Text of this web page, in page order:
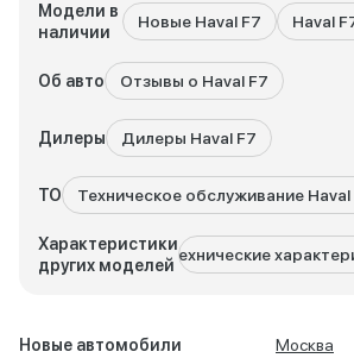
Модели в
наличии
Новые Haval F7 Haval
Об авто Отзывы о Haval F7
Дилеры Дилеры Haval F7
ТО Техническое обслуживание Haval
Характеристики
других моделей
Технические
Новые автомобили
Москва